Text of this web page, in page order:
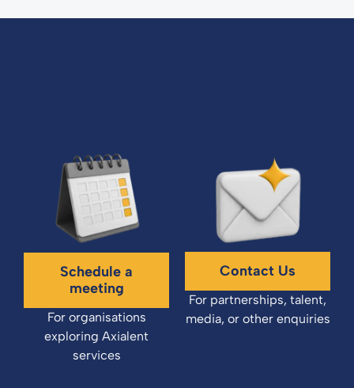
Schedule a
meeting
For organisations
exploring Axialent
services
Contact Us
For partnerships, talent,
media, or other enquiries